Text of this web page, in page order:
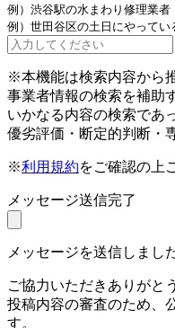
例）渋谷駅の水まわり修理業者
例）世田谷区の土日にやってい
※本機能は検索内容から
事業者情報の検索を補助
いかなる内容の検索であ
優劣評価・断定的判断・
※利用規約をご確認の上
メッセージ送信完了
メッセージを送信しまし
ご協力いただきありがと
投稿内容の審査のため、
す。